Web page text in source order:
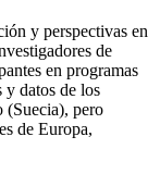
y perspectivas en
de
en programas
y datos de los
(Suecia), pero
de Europa,